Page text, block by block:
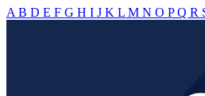
A B D E F G H I J K L M N O PQ R